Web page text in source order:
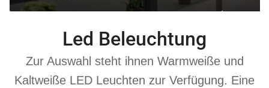
Led Beleuchtung
Zur Auswahl steht ihnen Warmweiße und
Kaltweiße LED Leuchten zur Verfügung. Eine